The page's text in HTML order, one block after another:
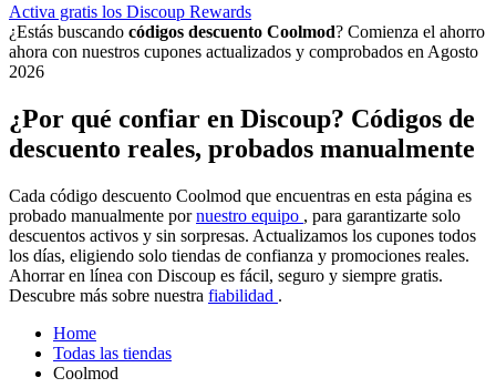
Activa gratis los Discoup Rewards
¿Estás buscando códigos descuento Coolmod? Comienza el ahorro
ahora con nuestros cupones actualizados y comprobados en Agosto
2026
¿Por qué confiar en Discoup? Códigos de
descuento reales, probados manualmente
Cada código descuento Coolmod que encuentras en esta página es
probado manualmente pornuestro equipo , para garantizarte solo
descuentos activos y sin sorpresas. Actualizamos los cupones todos
los días, eligiendo solo tiendas de confianza y promociones reales.
Ahorrar en línea con Discoup es fácil, seguro y siempre gratis.
Descubre más sobre nuestra fiabilidad .
Home
Todas las tiendas
Coolmod